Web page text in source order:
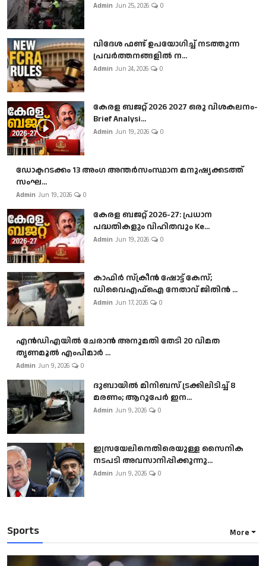
Admin Jun 25, 2026 0
വിദേശ ഫണ്ട് ഉപയോഗിച്ച് നടത്തുന്ന
പ്രവർത്തനങ്ങളിൽ ന...
Admin Jun 24, 2026 0
കേരള ബജറ്റ് 2026 2027 ഒരു വിശകലനം-
Brief Analysi...
Admin Jun 19, 2026 0
ഡോക്ടറടക്കം 13 അംഗ അന്തർസംസ്ഥാന മനുഷ്യക്കടത്ത്
സംഘ...
Admin Jun 19, 2026 0
കേരള ബജറ്റ് 2026-27: പ്രധാന
പദ്ധതികളും വിഹിതവും Ke...
Admin Jun 19, 2026 0
കാഫിർ സ്‌ക്രീൻ ഷോട്ട് കേസ്;
ഡിവൈഎഫ്ഐ നേതാവ് ജിതിൻ ...
Admin Jun 17, 2026 0
എൻഡിഎയിൽ ചേരാൻ അനുമതി തേടി 20 വിമത
തൃണമൂൽ എംപിമാർ ...
Admin Jun 9, 2026 0
ദുബായിൽ മിനിബസ്​ ട്രക്കിലിടിച്ച് 8
മരണം; ആറുപേർ ഇന...
Admin Jun 9, 2026 0
ഇസ്രയേലിനെതിരെയുള്ള സൈനിക
നടപടി അവസാനിപ്പിക്കുന്നു...
Admin Jun 9, 2026 0
Sports More